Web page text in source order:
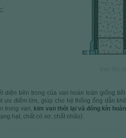
diện bên trong của van hoàn toàn giống
ưu điểm lớn, giúp cho hệ thống ống dẫn
trong van, kim van thót lại và đóng kín
hạt, chất có xơ, chất nhão).